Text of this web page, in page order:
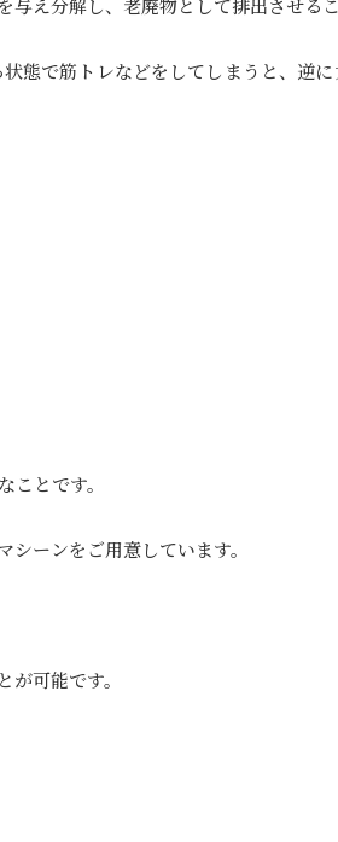
え分解し、老廃物として排出させる
態で筋トレなどをしてしまうと、逆
とです。
ーンをご用意しています。
可能です。